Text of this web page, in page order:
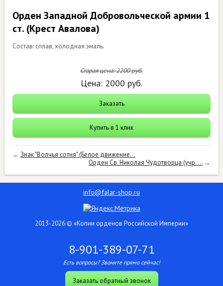
Орден Западной Добровольческой армии 1
ст. (Крест Авалова)
Состав: сплав, холодная эмаль.
Старая цена:2200руб.
Цена: 2000 руб.
Заказать
Купить в 1 клик
←Знак "Волчья сотня" (Белое движение...
Орден Св. Николая Чудотворца (учр. ...→
info@falar-shop.ru
2013-2026 © «Копии орденов Российской Империи»
8-901-389-07-71
Есть вопросы? Звоните прямо сейчас!
Заказать обратный звонок